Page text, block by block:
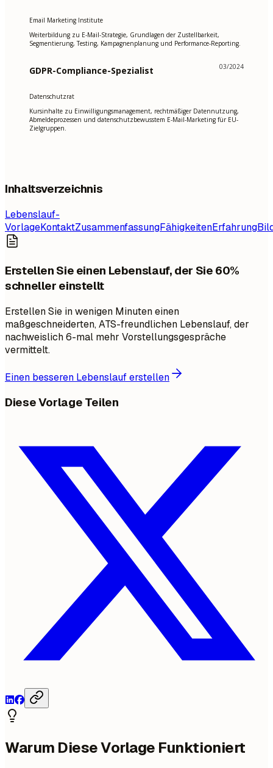
Email Marketing Institute
Weiterbildung zu E-Mail-Strategie, Grundlagen der Zustellbarkeit,
Segmentierung, Testing, Kampagnenplanung und Performance-Reporting.
GDPR-Compliance-Spezialist 03/2024
Datenschutzrat
Kursinhalte zu Einwilligungsmanagement, rechtmäßiger Datennutzung,
Abmeldeprozessen und datenschutzbewusstem E-Mail-Marketing für EU-
Zielgruppen.
Inhaltsverzeichnis
Lebenslauf-
VorlageKontaktZusammenfassungFähigkeitenErfahrung
Erstellen Sie einen Lebenslauf, der Sie 60%
schneller einstellt
Erstellen Sie in wenigen Minuten einen
maßgeschneiderten, ATS-freundlichen Lebenslauf, der
nachweislich 6-mal mehr Vorstellungsgespräche
vermittelt.
Einen besseren Lebenslauf erstellen
Diese Vorlage Teilen
Warum Diese Vorlage Funktioniert